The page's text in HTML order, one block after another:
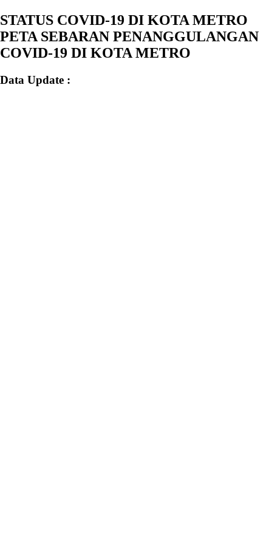
STATUS COVID-19 DI KOTA METRO
PETA SEBARAN PENANGGULANGAN
COVID-19 DI KOTA METRO
Data Update :